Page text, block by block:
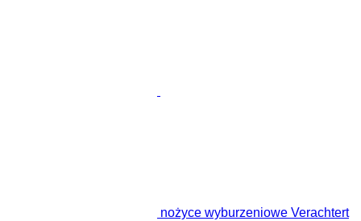
nożyce wyburzeniowe Verachtert